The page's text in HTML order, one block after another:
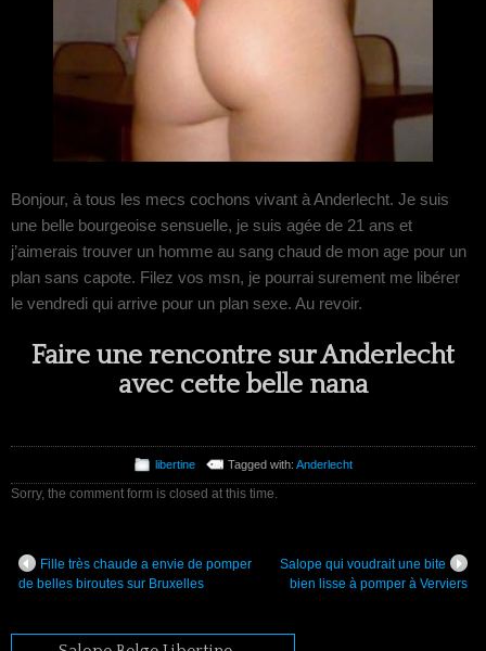
Bonjour, à tous les mecs cochons vivant à Anderlecht. Je suis
une belle bourgeoise sensuelle, je suis agée de 21 ans et
j’aimerais trouver un homme au sang chaud de mon age pour un
plan sans capote. Filez vos msn, je pourrai surement me libérer
le vendredi qui arrive pour un plan sexe. Au revoir.
Faire une rencontre sur Anderlecht
avec cette belle nana
libertine Tagged with:Anderlecht
Sorry, the comment form is closed at this time.
Fille très chaude a envie de pomper
de belles biroutes sur Bruxelles
Salope qui voudrait une bite
bien lisse à pomper à Verviers